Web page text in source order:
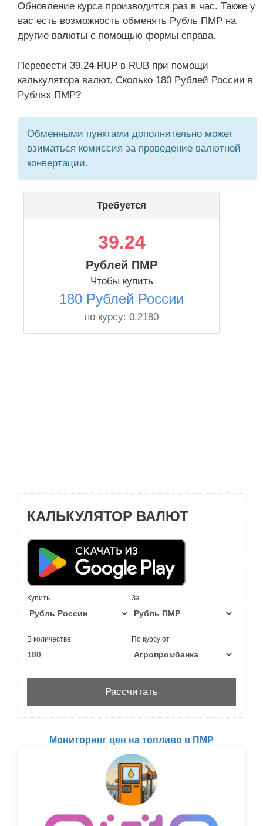
Обновление курса производится раз в час. Также у
вас есть возможность обменять Рубль ПМР на
другие валюты с помощью формы справа.
Перевести 39.24 RUP в RUB при помощи
калькулятора валют. Сколько 180 Рублей России в
Рублях ПМР?
Обменными пунктами дополнительно может
взиматься комиссия за проведение валютной
конвертации.
Требуется
39.24
Рублей ПМР
Чтобы купить
180 Рублей России
по курсу: 0.2180
КАЛЬКУЛЯТОР ВАЛЮТ
Купить За
В количестве По курсу от
Мониторинг цен на топливо в ПМР